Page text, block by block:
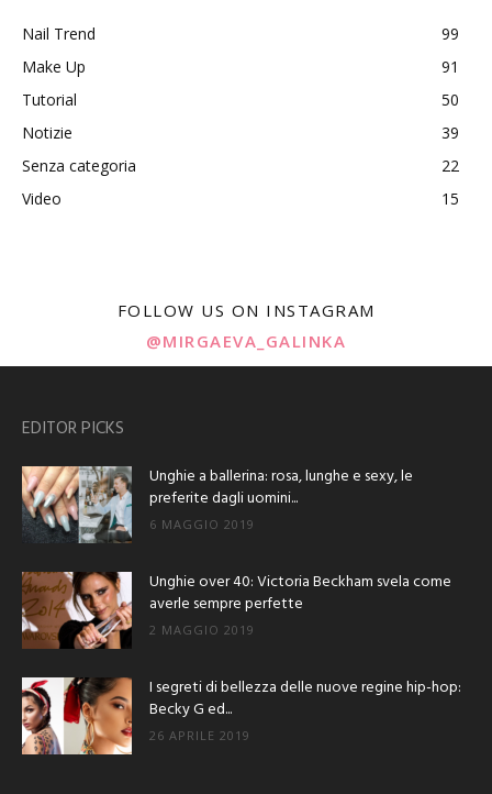
Nail Trend
99
Make Up
91
Tutorial
50
Notizie
39
Senza categoria
22
Video
15
FOLLOW US ON INSTAGRAM
@MIRGAEVA_GALINKA
EDITOR PICKS
Unghie a ballerina: rosa, lunghe e sexy, le
preferite dagli uomini...
6 MAGGIO 2019
Unghie over 40: Victoria Beckham svela come
averle sempre perfette
2 MAGGIO 2019
I segreti di bellezza delle nuove regine hip-hop:
Becky G ed...
26 APRILE 2019